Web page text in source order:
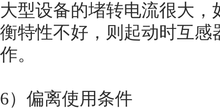
大型设备的堵转电流很大
衡特性不好，则起动时互
作。
6）偏离使用条件